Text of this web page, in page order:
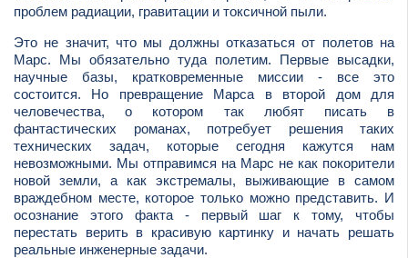
проблем радиации, гравитации и токсичной пыли.
Это не значит, что мы должны отказаться от полетов на
Марс. Мы обязательно туда полетим. Первые высадки,
научные базы, кратковременные миссии - все это
состоится. Но превращение Марса в второй дом для
человечества, о котором так любят писать в
фантастических романах, потребует решения таких
технических задач, которые сегодня кажутся нам
невозможными. Мы отправимся на Марс не как покорители
новой земли, а как экстремалы, выживающие в самом
враждебном месте, которое только можно представить. И
осознание этого факта - первый шаг к тому, чтобы
перестать верить в красивую картинку и начать решать
реальные инженерные задачи.